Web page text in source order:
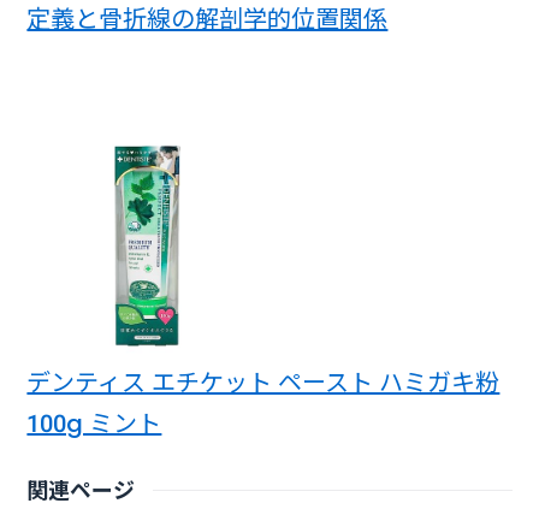
定義と骨折線の解剖学的位置関係
デンティス エチケット ペースト ハミガキ粉
100g ミント
関連ページ